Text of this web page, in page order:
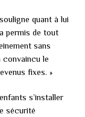
quant à lui
permis de tout
sans
le
fixes. »
s’installer
sécurité